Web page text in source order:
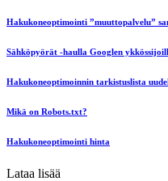
Hakukoneoptimointi ”muuttopalvelu”
Sähköpyörät -haulla Googlen
Hakukoneoptimoinnin tarkistuslista
Mikä on Robots.txt?
Hakukoneoptimointi hinta
Lataa lisää